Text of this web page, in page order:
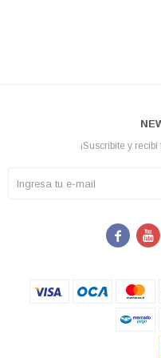
¡Suscribite y
 